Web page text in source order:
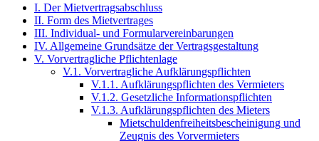
I. Der Mietvertragsabschluss
II. Form des Mietvertrages
III. Individual- und Formularvereinbarungen
IV. Allgemeine Grundsätze der Vertragsgestaltung
V. Vorvertragliche Pflichtenlage
V.1. Vorvertragliche Aufklärungspflichten
V.1.1. Aufklärungspflichten des Vermieters
V.1.2. Gesetzliche Informationspflichten
V.1.3. Aufklärungspflichten des Mieters
Mietschuldenfreiheitsbescheinigung und
Zeugnis des Vorvermieters